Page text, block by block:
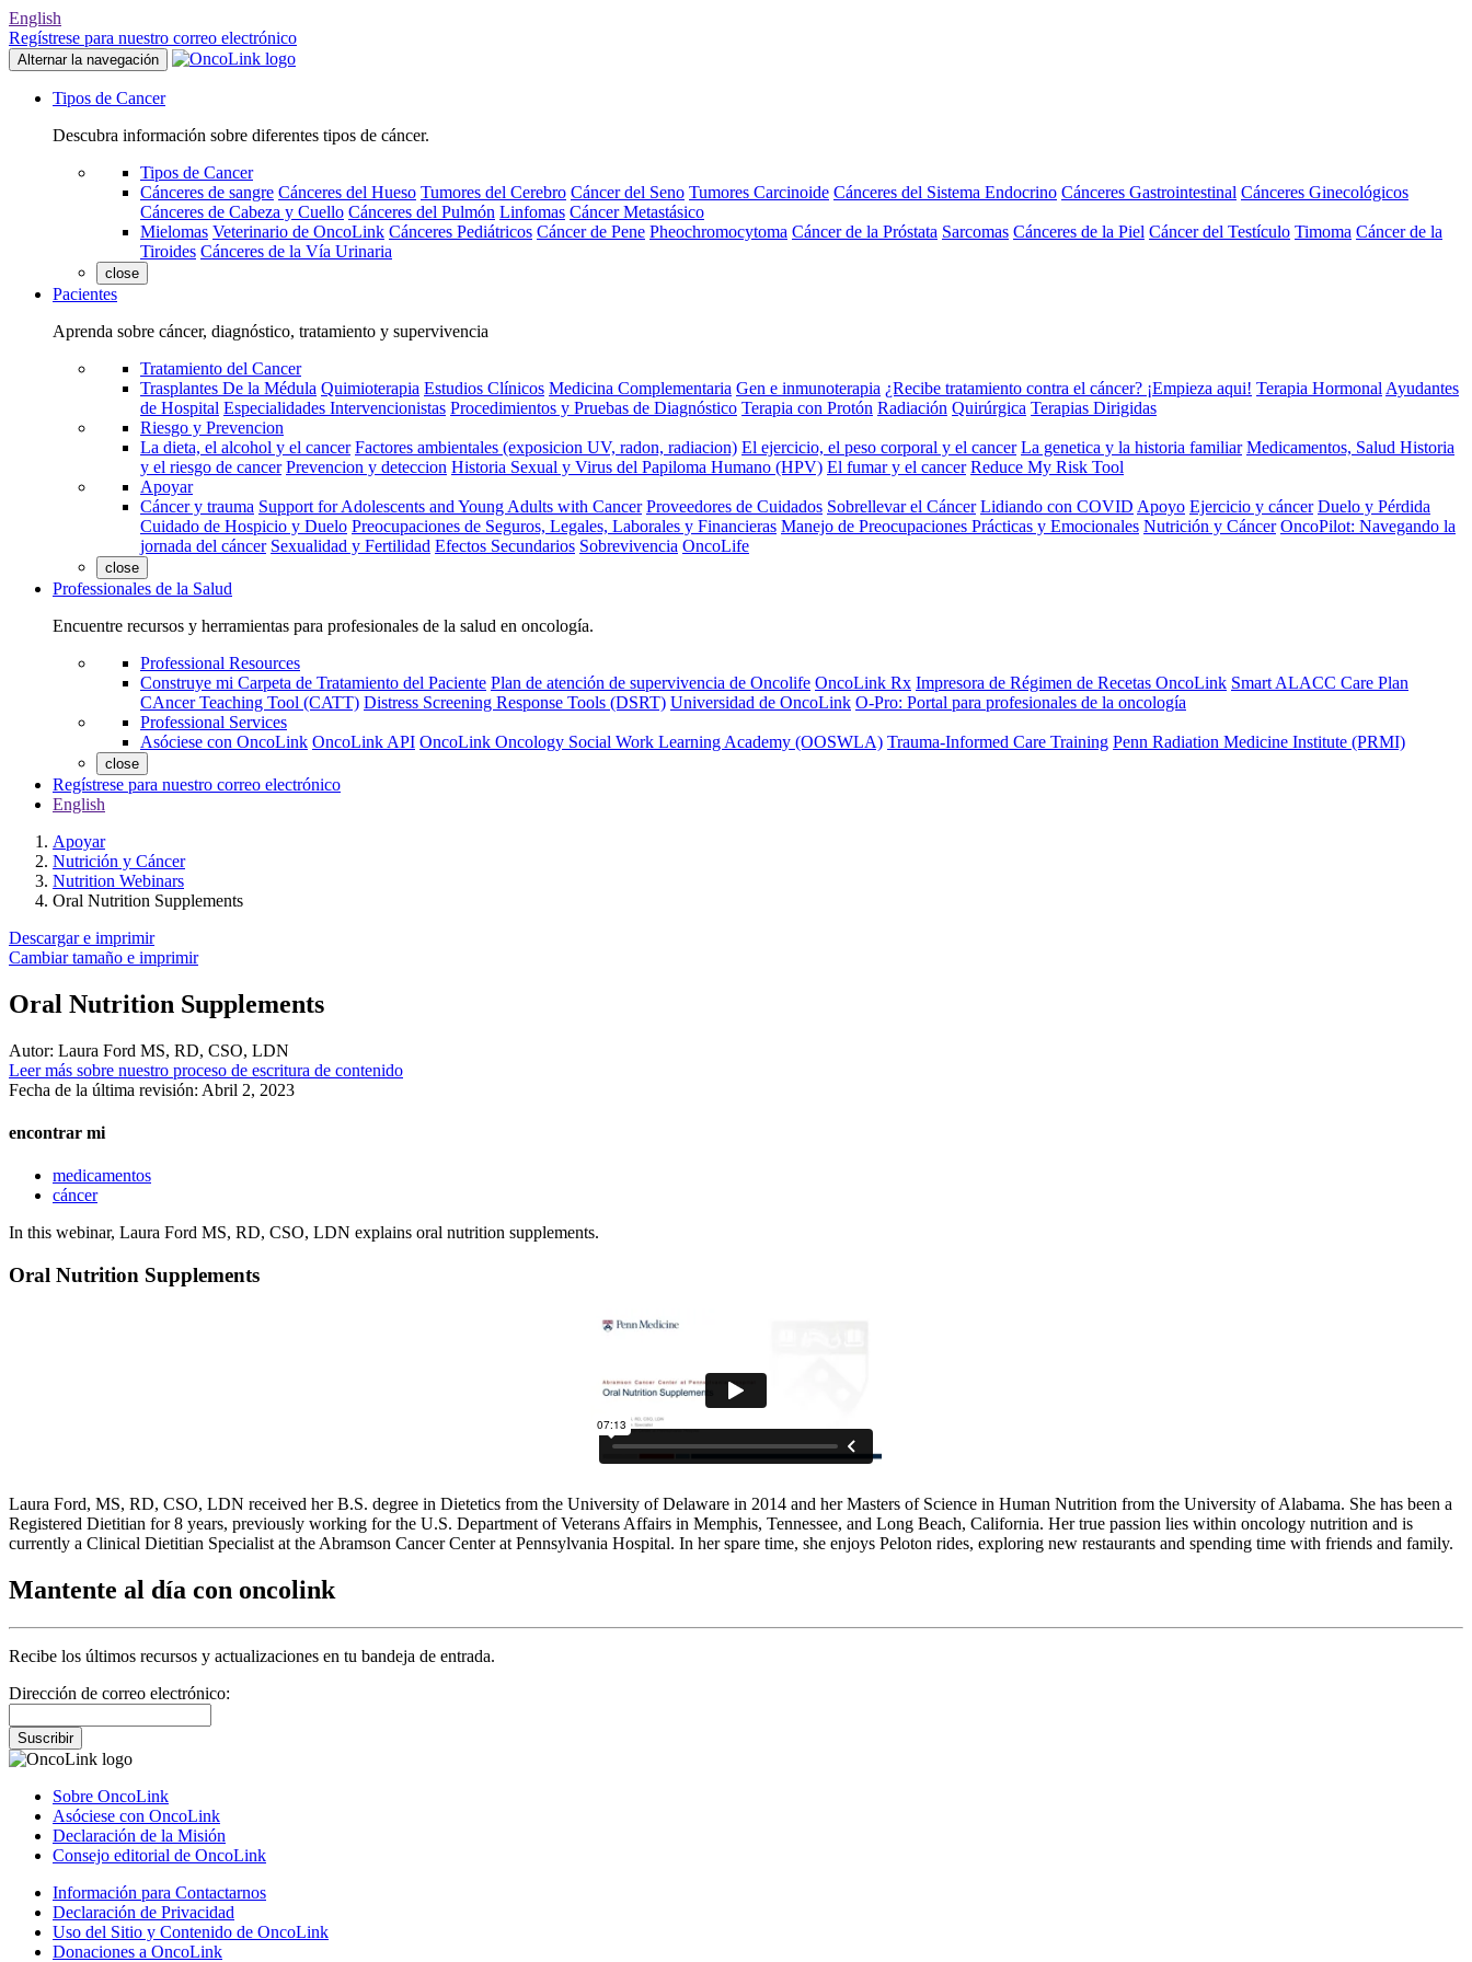
English
Regístrese para nuestro correo electrónico
Alternar la navegación
Tipos de Cancer
Descubra información sobre diferentes tipos de cáncer.
Tipos de Cancer
Cánceres de sangre Cánceres del Hueso Tumores del Cerebro Cáncer del Seno Tumores Carcinoide Cánceres del Sistema Endocrino Cánceres Gastrointestinal Cánceres Ginecológicos
Cánceres de Cabeza y Cuello Cánceres del Pulmón Linfomas Cáncer Metastásico
Mielomas Veterinario de OncoLink Cánceres Pediátricos Cáncer de Pene Pheochromocytoma Cáncer de la Próstata Sarcomas Cánceres de la Piel Cáncer del Testículo Timoma Cáncer de la
Tiroides Cánceres de la Vía Urinaria
close
Pacientes
Aprenda sobre cáncer, diagnóstico, tratamiento y supervivencia
Tratamiento del Cancer
Trasplantes De la Médula Quimioterapia Estudios Clínicos Medicina Complementaria Gen e inmunoterapia ¿Recibe tratamiento contra el cáncer? ¡Empieza aqui! Terapia Hormonal Ayudantes
de Hospital Especialidades Intervencionistas Procedimientos y Pruebas de Diagnóstico Terapia con Protón Radiación Quirúrgica Terapias Dirigidas
Riesgo y Prevencion
La dieta, el alcohol y el cancer Factores ambientales (exposicion UV, radon, radiacion) El ejercicio, el peso corporal y el cancer La genetica y la historia familiar Medicamentos, Salud Historia
y el riesgo de cancer Prevencion y deteccion Historia Sexual y Virus del Papiloma Humano (HPV) El fumar y el cancer Reduce My Risk Tool
Apoyar
Cáncer y trauma Support for Adolescents and Young Adults with Cancer Proveedores de Cuidados Sobrellevar el Cáncer Lidiando con COVID Apoyo Ejercicio y cáncer Duelo y Pérdida
Cuidado de Hospicio y Duelo Preocupaciones de Seguros, Legales, Laborales y Financieras Manejo de Preocupaciones Prácticas y Emocionales Nutrición y Cáncer OncoPilot: Navegando la
jornada del cáncer Sexualidad y Fertilidad Efectos Secundarios Sobrevivencia OncoLife
close
Professionales de la Salud
Encuentre recursos y herramientas para profesionales de la salud en oncología.
Professional Resources
Construye mi Carpeta de Tratamiento del Paciente Plan de atención de supervivencia de Oncolife OncoLink Rx Impresora de Régimen de Recetas OncoLink Smart ALACC Care Plan
CAncer Teaching Tool (CATT) Distress Screening Response Tools (DSRT) Universidad de OncoLink O-Pro: Portal para profesionales de la oncología
Professional Services
Asóciese con OncoLink OncoLink API OncoLink Oncology Social Work Learning Academy (OOSWLA) Trauma-Informed Care Training Penn Radiation Medicine Institute (PRMI)
close
Regístrese para nuestro correo electrónico
English
Apoyar
Nutrición y Cáncer
Nutrition Webinars
Oral Nutrition Supplements
Descargar e imprimir
Cambiar tamaño e imprimir
Oral Nutrition Supplements
Autor: Laura Ford MS, RD, CSO, LDN
Leer más sobre nuestro proceso de escritura de contenido
Fecha de la última revisión: Abril 2, 2023
encontrar mi
medicamentos
cáncer
In this webinar, Laura Ford MS, RD, CSO, LDN explains oral nutrition supplements.
Oral Nutrition Supplements
Laura Ford, MS, RD, CSO, LDN received her B.S. degree in Dietetics from the University of Delaware in 2014 and her Masters of Science in Human Nutrition from the University of Alabama. She has been a
Registered Dietitian for 8 years, previously working for the U.S. Department of Veterans Affairs in Memphis, Tennessee, and Long Beach, California. Her true passion lies within oncology nutrition and is
currently a Clinical Dietitian Specialist at the Abramson Cancer Center at Pennsylvania Hospital. In her spare time, she enjoys Peloton rides, exploring new restaurants and spending time with friends and family.
Mantente al día con oncolink
Recibe los últimos recursos y actualizaciones en tu bandeja de entrada.
Dirección de correo electrónico:
Suscribir
Sobre OncoLink
Asóciese con OncoLink
Declaración de la Misión
Consejo editorial de OncoLink
Información para Contactarnos
Declaración de Privacidad
Uso del Sitio y Contenido de OncoLink
Donaciones a OncoLink